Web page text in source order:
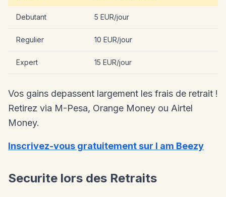
Debutant 5 EUR/jour
Regulier 10 EUR/jour
Expert 15 EUR/jour
Vos gains depassent largement les frais de retrait !
Retirez via M-Pesa, Orange Money ou Airtel
Money.
Inscrivez-vous gratuitement sur I am Beezy
Securite lors des Retraits